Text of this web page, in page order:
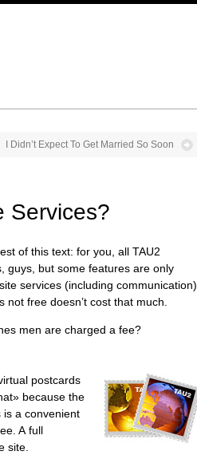
I Didn’t Expect To Get Married So Soon
Services?
of this text: for you, all TAU2
guys, but some features are only
services (including communication)
free doesn’t cost that much.
men are charged a fee?
postcards
because the
is a convenient
A full
site.